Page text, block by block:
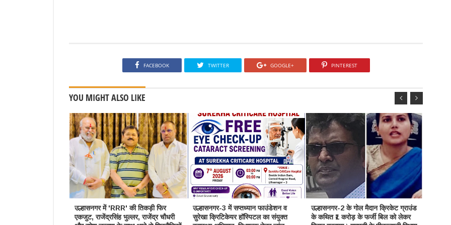
FACEBOOK TWITTER GOOGLE+ PINTEREST
YOU MIGHT ALSO LIKE
उल्हासनगर में 'RRR' की तिकड़ी फिर
एकजुट, राजेंद्रसिंह भुल्लर, राजेंद्र चौधरी
उल्हासनगर-3 में सप्तध्यान फाउंडेशन व
सुरेखा क्रिटिकेयर हॉस्पिटल का संयुक्त
उल्हासनगर-2 के गोल मैदान क्रिकेट ग्राउंड
के कथित ₹1 करोड़ के फर्जी बिल को लेकर